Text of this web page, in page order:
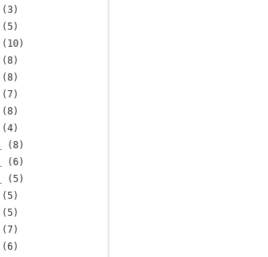
(3)
(5)
(10)
(8)
(8)
(7)
(8)
(4)
(8)
(6)
(5)
(5)
(5)
(7)
(6)